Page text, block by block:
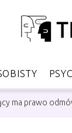
ma prawo